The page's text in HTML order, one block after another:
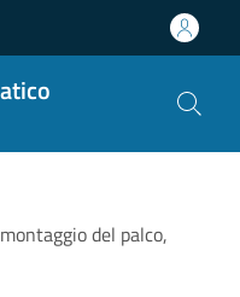
del palco,